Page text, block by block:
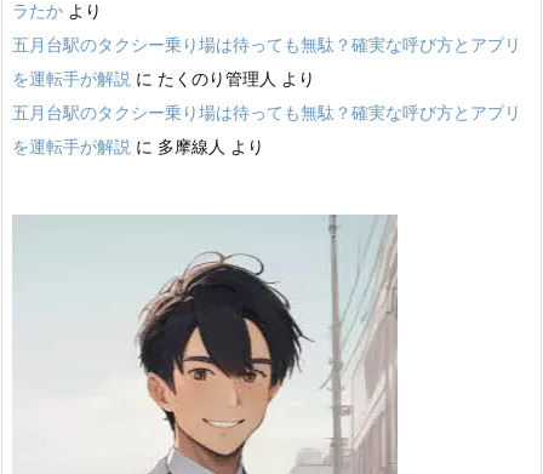
ラたか より
五月台駅のタクシー乗り場は待っても無駄？確実な呼び方とアプリ
を運転手が解説 に たくのり管理人 より
五月台駅のタクシー乗り場は待っても無駄？確実な呼び方とアプリ
を運転手が解説 に 多摩線人 より